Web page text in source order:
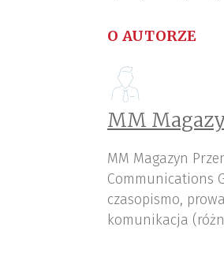
O AUTORZE
MM
MM Magazyn
Communications
czasopismo,
komunikacja